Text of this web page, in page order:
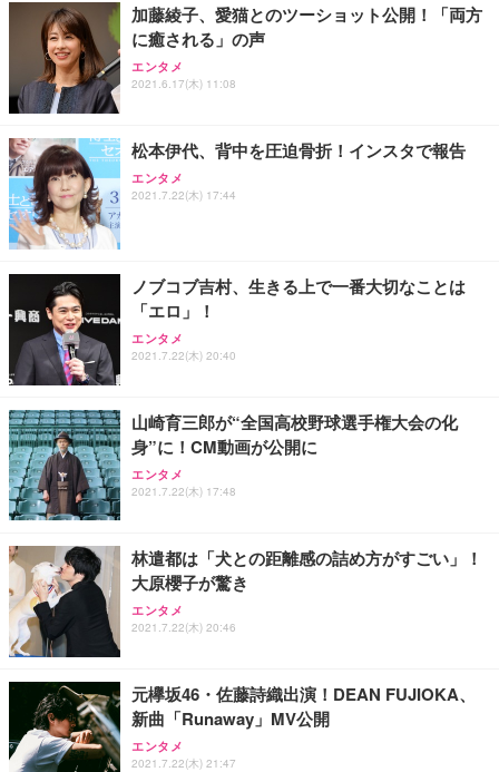
務用 おしゃれ パソコンチェア (ホワイト)
ANDWINT オフィスチェア デスクチェア 肘なし メ
ッシュ 通気性 ランバーサポート付き 腰サポート ガ
ス圧無段階昇降 360度回転 キャスター付き コンパク
【MiniLED/24.5inch/280Hz/FHD】GRAPHT THE S
HOOTER Gaming Monitor 24” Essential ゲーミン
グモニター QD 24.5インチ 1ms FHD 量子ドット 残
アイリスオーヤマ ペットシーツ 超厚型 お徳用 レギ
ュラー 200枚入【Amazon.co.jp限定】
加藤綾子、愛猫とのツーショット公開！「両方
に癒される」の声
エンタメ
2021.6.17(木) 11:08
松本伊代、背中を圧迫骨折！インスタで報告
エンタメ
2021.7.22(木) 17:44
ノブコブ吉村、生きる上で一番大切なことは
「エロ」！
エンタメ
2021.7.22(木) 20:40
山崎育三郎が“全国高校野球選手権大会の化
身”に！CM動画が公開に
エンタメ
2021.7.22(木) 17:48
林遣都は「犬との距離感の詰め方がすごい」！
大原櫻子が驚き
エンタメ
2021.7.22(木) 20:46
元欅坂46・佐藤詩織出演！DEAN FUJIOKA、
新曲「Runaway」MV公開
エンタメ
2021.7.22(木) 21:47